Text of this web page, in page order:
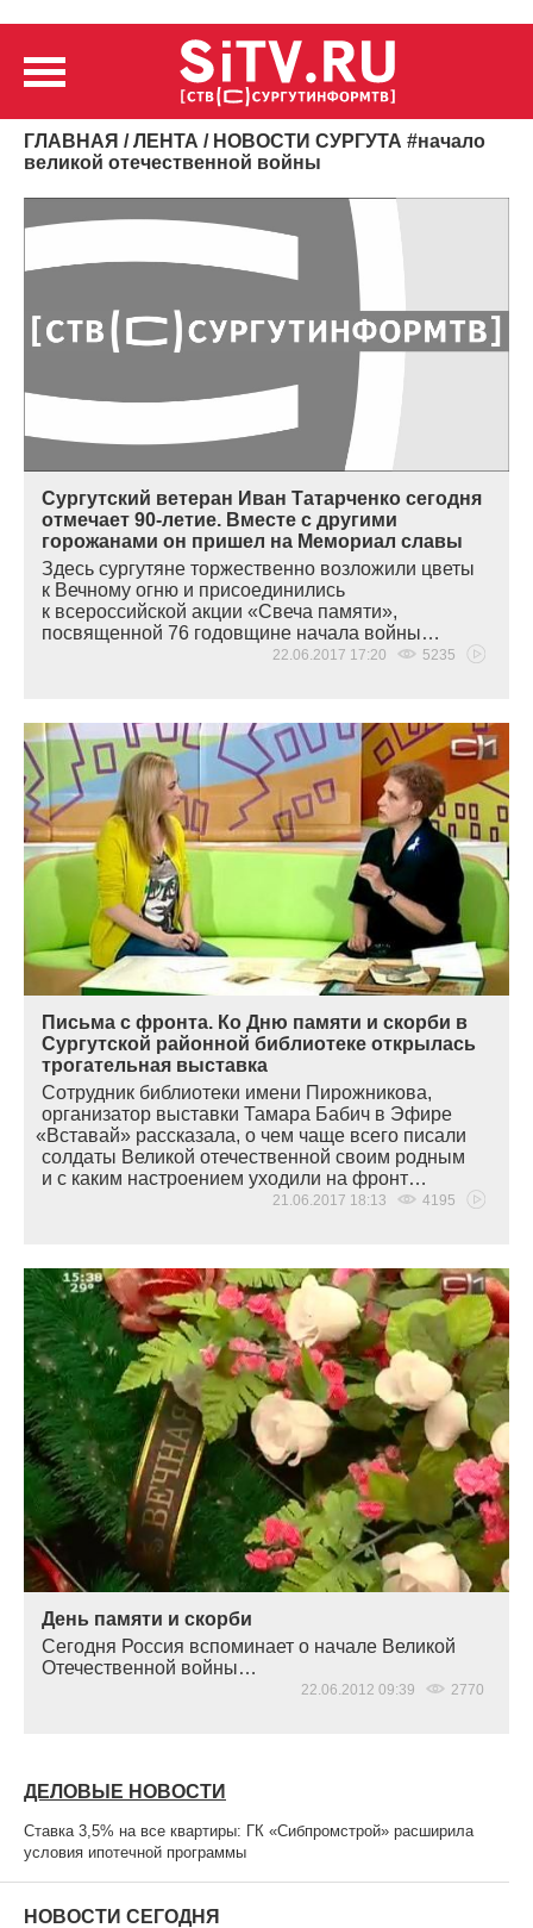
ГЛАВНАЯ /ЛЕНТА / НОВОСТИ СУРГУТА #начало
великой отечественной войны
Сургутский ветеран Иван Татарченко сегодня
отмечает 90-летие. Вместе с другими
горожанами он пришел на Мемориал славы
Здесь сургутяне торжественно возложили цветы
к Вечному огню и присоединились
к всероссийской акции «Свеча памяти»,
посвященной 76 годовщине начала войны…
22.06.2017 17:20 5235
Письма с фронта. Ко Дню памяти и скорби в
Сургутской районной библиотеке открылась
трогательная выставка
Сотрудник библиотеки имени Пирожникова,
организатор выставки Тамара Бабич в Эфире
«Вставай» рассказала, о чем чаще всего писали
солдаты Великой отечественной своим родным
и с каким настроением уходили на фронт…
21.06.2017 18:13 4195
День памяти и скорби
Сегодня Россия вспоминает о начале Великой
Отечественной войны…
22.06.2012 09:39 2770
ДЕЛОВЫЕ НОВОСТИ
Ставка 3,5% на все квартиры: ГК «Сибпромстрой» расширила
условия ипотечной программы
НОВОСТИ СЕГОДНЯ